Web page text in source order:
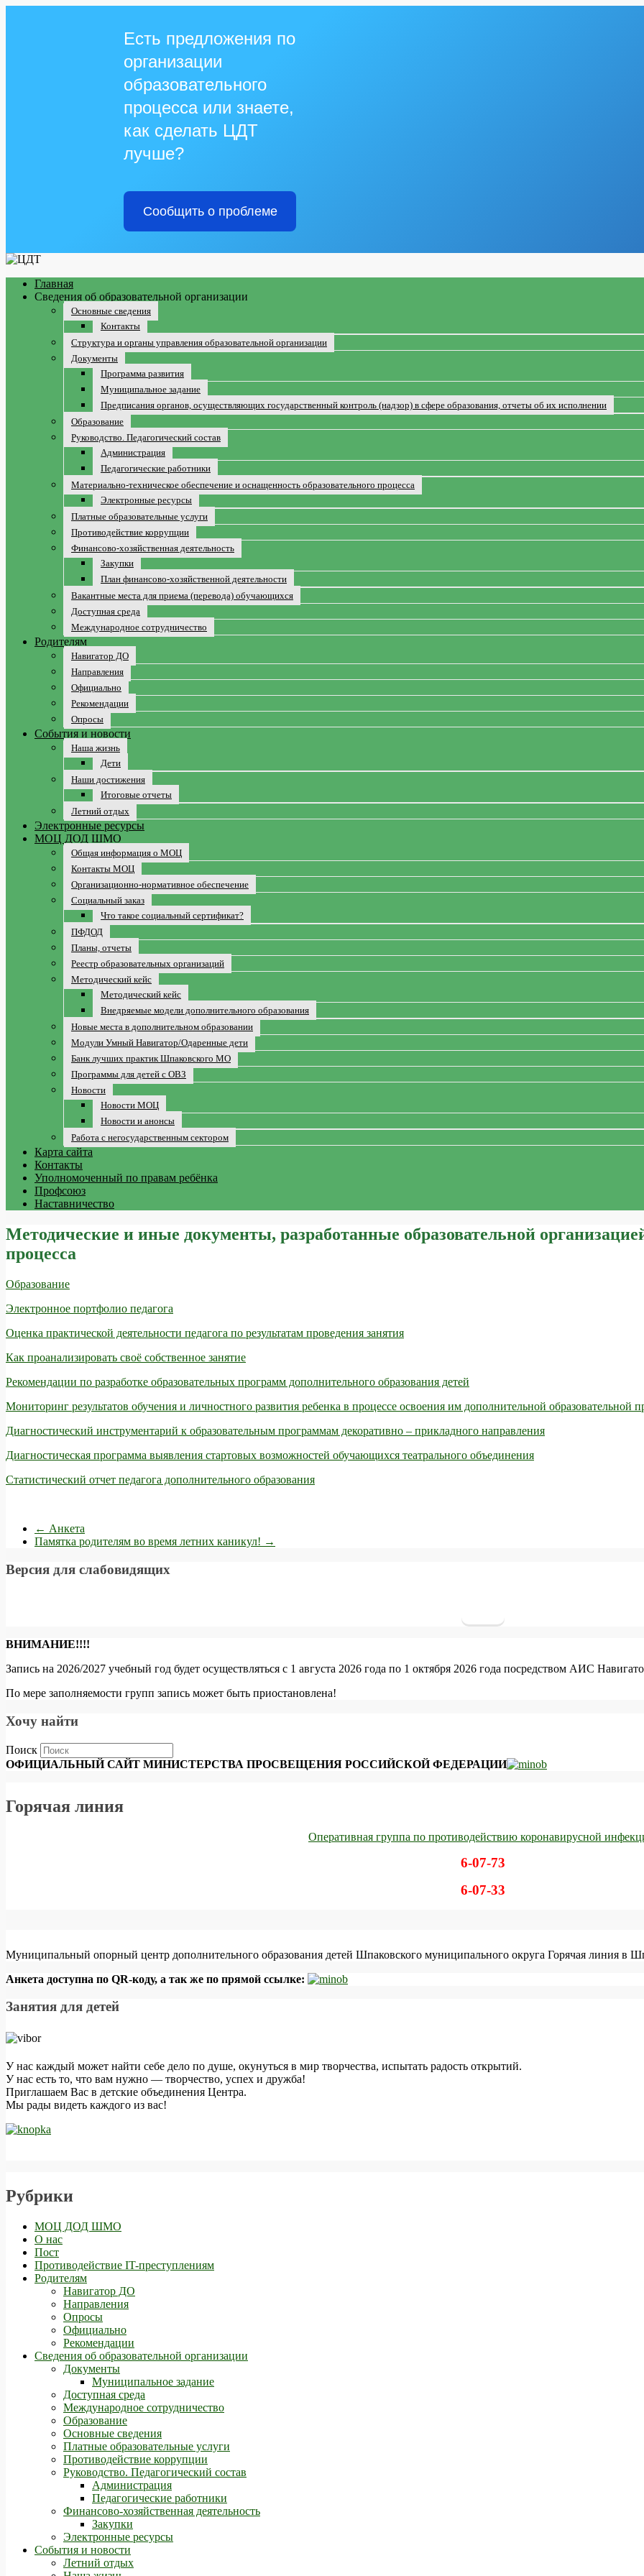
Есть предложения по
организации
образовательного
процесса или знаете,
как сделать ЦДТ
лучше?
Сообщить о проблеме
Главная
Сведения об образовательной организации
Основные сведения
Контакты
Структура и органы управления образовательной организации
Документы
Программа развития
Муниципальное задание
Предписания органов, осуществляющих государственный контроль (надзор) в сфере образования, отчеты об их исполнении
Образование
Руководство. Педагогический состав
Администрация
Педагогические работники
Материально-техническое обеспечение и оснащенность образовательного процесса
Электронные ресурсы
Платные образовательные услуги
Противодействие коррупции
Финансово-хозяйственная деятельность
Закупки
План финансово-хозяйственной деятельности
Вакантные места для приема (перевода) обучающихся
Доступная среда
Международное сотрудничество
Родителям
Навигатор ДО
Направления
Официально
Рекомендации
Опросы
События и новости
Наша жизнь
Дети
Наши достижения
Итоговые отчеты
Летний отдых
Электронные ресурсы
МОЦ ДОД ШМО
Общая информация о МОЦ
Контакты МОЦ
Организационно-нормативное обеспечение
Социальный заказ
Что такое социальный сертификат?
ПФДОД
Планы, отчеты
Реестр образовательных организаций
Методический кейс
Методический кейс
Внедряемые модели дополнительного образования
Новые места в дополнительном образовании
Модули Умный Навигатор/Одаренные дети
Банк лучших практик Шпаковского МО
Программы для детей с ОВЗ
Новости
Новости МОЦ
Новости и анонсы
Работа с негосударственным сектором
Карта сайта
Контакты
Уполномоченный по правам ребёнка
Профсоюз
Наставничество
Методические и иные документы, разработанные образовательной
процесса
Образование
Электронное портфолио педагога
Оценка практической деятельности педагога по результатам проведения занятия
Как проанализировать своё собственное занятие
Рекомендации по разработке образовательных программ дополнительного образования детей
Мониторинг результатов обучения и личностного развития ребенка в процессе освоения им дополнительной образовательной
Диагностический инструментарий к образовательным программам декоративно – прикладного направления
Диагностическая программа выявления стартовых возможностей обучающихся театрального объединения
Статистический отчет педагога дополнительного образования
← Анкета
Памятка родителям во время летних каникул! →
Версия для слабовидящих
ВНИМАНИЕ!!!!
Запись на 2026/2027 учебный год будет осуществляться с 1 августа 2026 года по 1 октября 2026 года посредством АИС
По мере заполняемости групп запись может быть приостановлена!
Хочу найти
Поиск
ОФИЦИАЛЬНЫЙ САЙТ МИНИСТЕРСТВА ПРОСВЕЩЕНИЯ РОССИЙСКОЙ ФЕДЕРАЦИИ
Горячая линия
Оперативная группа по противодействию коронавирусной
6-07-73
6-07-33
Муниципальный опорный центр дополнительного образования детей Шпаковского муниципального округа Горячая линия в
Анкета доступна по QR-коду, а так же по прямой ссылке:
Занятия для детей
У нас каждый может найти себе дело по душе, окунуться в мир творчества, испытать радость открытий.
У нас есть то, что вам нужно — творчество, успех и дружба!
Приглашаем Вас в детские объединения Центра.
Мы рады видеть каждого из вас!
Рубрики
МОЦ ДОД ШМО
О нас
Пост
Противодействие IT-преступлениям
Родителям
Навигатор ДО
Направления
Опросы
Официально
Рекомендации
Сведения об образовательной организации
Документы
Муниципальное задание
Доступная среда
Международное сотрудничество
Образование
Основные сведения
Платные образовательные услуги
Противодействие коррупции
Руководство. Педагогический состав
Администрация
Педагогические работники
Финансово-хозяйственная деятельность
Закупки
Электронные ресурсы
События и новости
Летний отдых